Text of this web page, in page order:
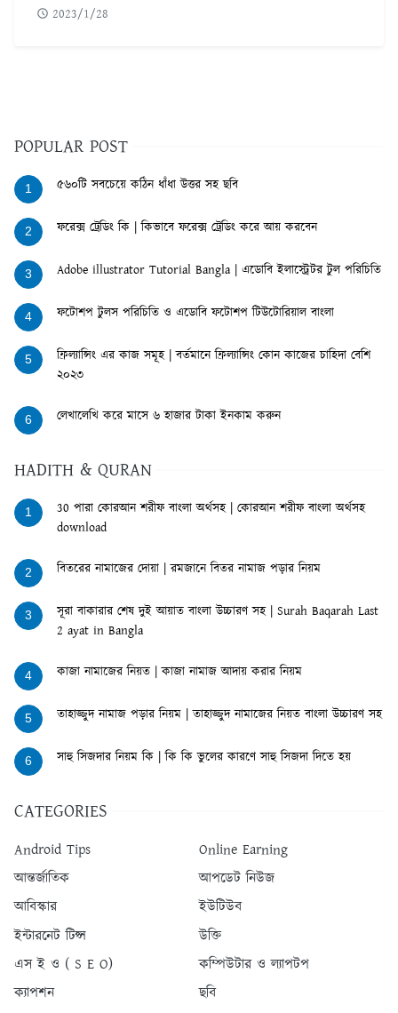
2023/1/28
POPULAR POST
1 ৫৬০টি সবচেয়ে কঠিন ধাঁধা উত্তর সহ ছবি
2 ফরেক্স ট্রেডিং কি | কিভাবে ফরেক্স ট্রেডিং করে আয় করবেন
3 Adobe illustrator Tutorial Bangla | এডোবি ইলাস্ট্রেটর টুল পরিচিতি
4 ফটোশপ টুলস পরিচিতি ও এডোবি ফটোশপ টিউটোরিয়াল বাংলা
5
ফ্রিল্যান্সিং এর কাজ সমূহ | বর্তমানে ফ্রিল্যান্সিং কোন কাজের চাহিদা বেশি
২০২৩
6 লেখালেখি করে মাসে ৬ হাজার টাকা ইনকাম করুন
HADITH & QURAN
1
30 পারা কোরআন শরীফ বাংলা অর্থসহ | কোরআন শরীফ বাংলা অর্থসহ
download
2 বিতরের নামাজের দোয়া | রমজানে বিতর নামাজ পড়ার নিয়ম
3
সূরা বাকারার শেষ দুই আয়াত বাংলা উচ্চারণ সহ | Surah Baqarah Last
2 ayat in Bangla
4 কাজা নামাজের নিয়ত | কাজা নামাজ আদায় করার নিয়ম
5 তাহাজ্জুদ নামাজ পড়ার নিয়ম | তাহাজ্জুদ নামাজের নিয়ত বাংলা উচ্চারণ সহ
6 সাহু সিজদার নিয়ম কি | কি কি ভুলের কারণে সাহু সিজদা দিতে হয়
CATEGORIES
Android Tips
Online Earning
আন্তর্জাতিক
আপডেট নিউজ
আবিস্কার
ইউটিউব
ইন্টারনেট টিপ্স
উক্তি
এস ই ও ( S E O)
কম্পিউটার ও ল্যাপটপ
ক্যাপশন
ছবি